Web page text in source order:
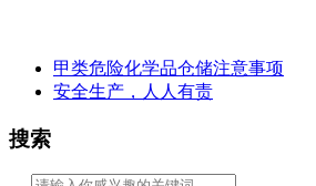
甲类危险化学品仓储注意事项
安全生产，人人有责
搜索